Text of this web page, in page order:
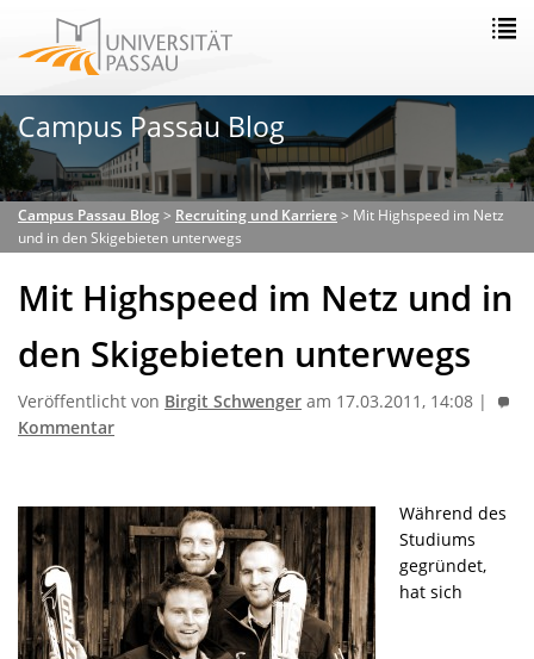
Campus Passau Blog
Campus Passau Blog> Recruiting und Karriere> Mit Highspeed im Netz
und in den Skigebieten unterwegs
Mit Highspeed im Netz und in
den Skigebieten unterwegs
Veröffentlicht von Birgit Schwenger am 17.03.2011, 14:08 |
Kommentar
Während des
Studiums
gegründet,
hat sich